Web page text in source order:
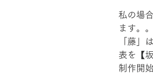
私の場
ます。。
「藤」
表を【
制作開